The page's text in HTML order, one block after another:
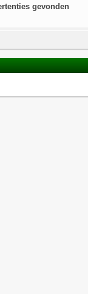
gevonden